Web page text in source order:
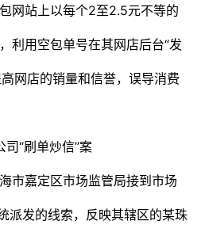
网站上以每个2至2.5元不等的
利用空包单号在其网店后台“发
网店的销量和信誉，误导消费
“刷单炒信”案
市嘉定区市场监管局接到市场
派发的线索，反映其辖区的某珠